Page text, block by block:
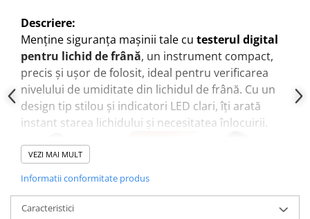
Descriere:
Menține siguranța mașinii tale cu testerul digital
pentru lichid de frână, un instrument compact,
precis și ușor de folosit, ideal pentru verificarea
nivelului de umiditate din lichidul de frână. Cu un
design tip stilou și indicatori LED clari, îți arată
instant starea lichidului și necesitatea înlocuirii.
VEZI MAI MULT
Informatii conformitate produs
Caracteristici